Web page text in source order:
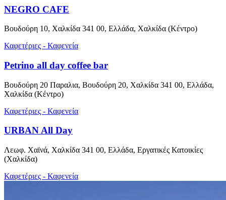
NEGRO CAFE
Βουδούρη 10, Χαλκίδα 341 00, Ελλάδα, Χαλκίδα (Κέντρο)
Καφετέριες - Καφενεία
Petrino all day coffee bar
Βουδούρη 20 Παραλια, Βουδούρη 20, Χαλκίδα 341 00, Ελλάδα,
Χαλκίδα (Κέντρο)
Καφετέριες - Καφενεία
URBAN All Day
Λεωφ. Χαϊνά, Χαλκίδα 341 00, Ελλάδα, Εργατικές Κατοικίες
(Χαλκίδα)
Καφετέριες - Καφενεία